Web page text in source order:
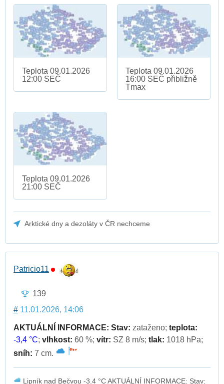
Teplota 09.01.2026
12:00 SEČ
Teplota 09.01.2026
16:00 SEČ přibližně
Tmax
Teplota 09.01.2026
21:00 SEČ
Arktické dny a dezoláty v ČR nechceme
Patricio11
139
# 11.01.2026, 14:06
AKTUÁLNÍ INFORMACE: Stav: zataženo; teplota:
-3,4 °C; vlhkost: 60 %; vítr: SZ 8 m/s; tlak: 1018 hPa;
sníh: 7 cm.
Lipník nad Bečvou -3.4 °C AKTUÁLNÍ INFORMACE: Stav: